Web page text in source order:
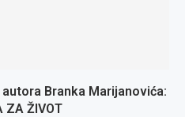
Branka Marijanovića:
ZA ŽIVOT